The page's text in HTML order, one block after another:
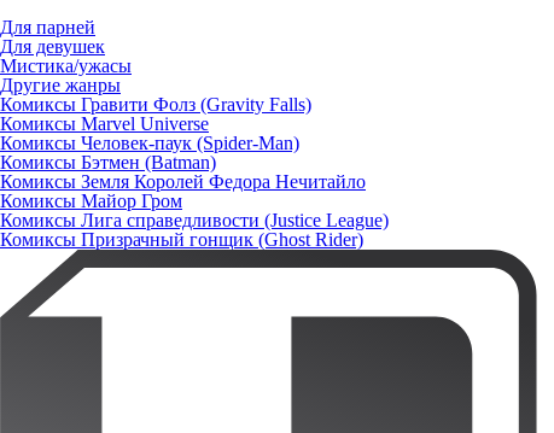
Для парней
Для девушек
Мистика/ужасы
Другие жанры
Комиксы Гравити Фолз (Gravity Falls)
Комиксы Marvel Universe
Комиксы Человек-паук (Spider-Man)
Комиксы Бэтмен (Batman)
Комиксы Земля Королей Федора Нечитайло
Комиксы Майор Гром
Комиксы Лига справедливости (Justice League)
Комиксы Призрачный гонщик (Ghost Rider)